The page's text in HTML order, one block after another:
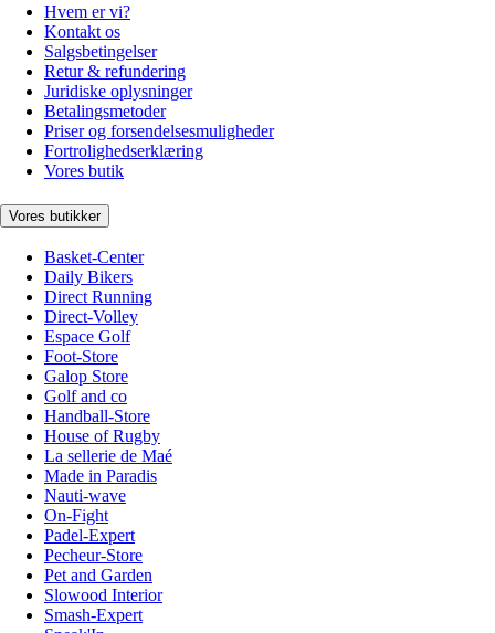
Hvem er vi?
Kontakt os
Salgsbetingelser
Retur & refundering
Juridiske oplysninger
Betalingsmetoder
Priser og forsendelsesmuligheder
Fortrolighedserklæring
Vores butik
Vores butikker
Basket-Center
Daily Bikers
Direct Running
Direct-Volley
Espace Golf
Foot-Store
Galop Store
Golf and co
Handball-Store
House of Rugby
La sellerie de Maé
Made in Paradis
Nauti-wave
On-Fight
Padel-Expert
Pecheur-Store
Pet and Garden
Slowood Interior
Smash-Expert